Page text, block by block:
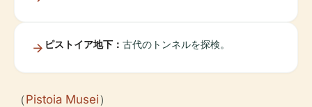
ピストイア地下： 古代のトンネルを探検。
（Pistoia Musei）